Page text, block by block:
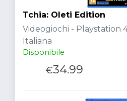
Tchia: Oleti Edition
Videogiochi - Playstation
Italiana
Disponibile
€34.99